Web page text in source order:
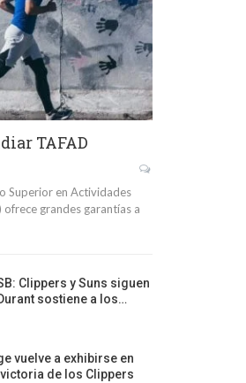
TAFAD
Superior en Actividades
grandes garantías a
Clippers y Suns siguen
sostiene a los…
vuelve a exhibirse en
victoria de los Clippers